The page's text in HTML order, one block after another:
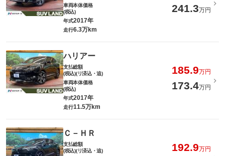
車両本体価格
(税込)
241.3万円
年式2017年
走行6.3万km
ハリアー
支払総額
(税込)(リ済込・追)
185.9万円
車両本体価格
(税込)
173.4万円
年式2017年
走行11.5万km
Ｃ－ＨＲ
支払総額
(税込)(リ済込・追)
192.9万円